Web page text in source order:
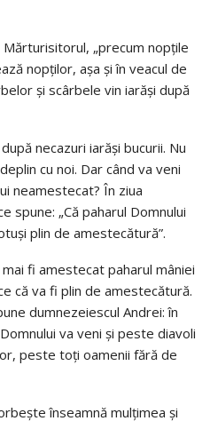
„precum nopţile
nopţilor, aşa şi în veacul de
şi scârbele vin iarăşi după
necazuri iarăşi bucurii. Nu
cu noi. Dar când va veni
neamestecat? În ziua
spune: „Că paharul Domnului
plin de amestecătură”.
fi amestecat paharul mâniei
că va fi plin de amestecătură.
dumnezeiescul Andrei: în
va veni şi peste diavoli
peste toţi oamenii fără de
înseamnă mulţimea şi